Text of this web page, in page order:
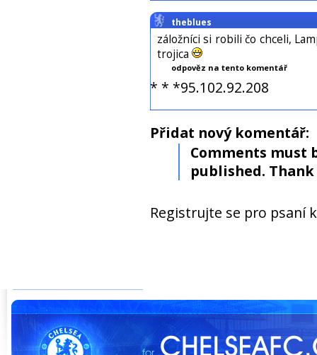
theblues
záložníci si robili čo chceli,
trojica
odpověz na tento komentář
* * *95.102.92.208
Přidat nový komentář:
Comments must
published. Thank
Registrujte se pro psaní